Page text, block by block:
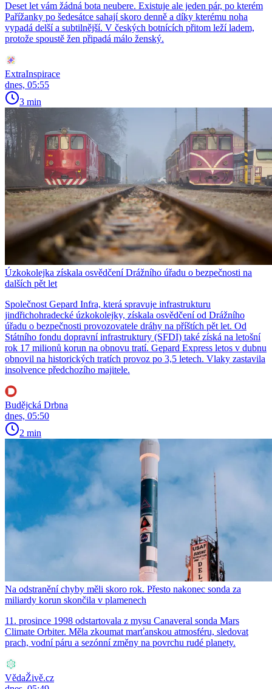
Deset let vám žádná bota neubere. Existuje ale jeden pár, po kterém
Pařížanky po šedesátce sahají skoro denně a díky kterému noha
vypadá delší a subtilnější. V českých botnících přitom leží ladem,
protože spoustě žen připadá málo ženský.
ExtraInspirace
dnes, 05:55
3 min
Úzkokolejka získala osvědčení Drážního úřadu o bezpečnosti na
dalších pět let
Společnost Gepard Infra, která spravuje infrastrukturu
jindřichohradecké úzkokolejky, získala osvědčení od Drážního
úřadu o bezpečnosti provozovatele dráhy na příštích pět let. Od
Státního fondu dopravní infrastruktury (SFDI) také získá na letošní
rok 17 milionů korun na obnovu tratí. Gepard Express letos v dubnu
obnovil na historických tratích provoz po 3,5 letech. Vlaky zastavila
insolvence předchozího majitele.
Budějcká Drbna
dnes, 05:50
2 min
Na odstranění chyby měli skoro rok. Přesto nakonec sonda za
miliardy korun skončila v plamenech
11. prosince 1998 odstartovala z mysu Canaveral sonda Mars
Climate Orbiter. Měla zkoumat marťanskou atmosféru, sledovat
prach, vodní páru a sezónní změny na povrchu rudé planety.
VědaŽivě.cz